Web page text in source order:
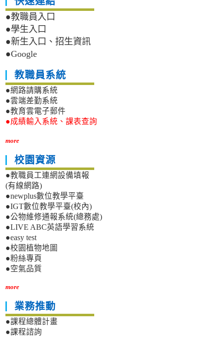
●教職員入口
●學生入口
●新生入口、招生資訊
●Google
教職員系統
●網路請購系統
●雲端差勤系統
●教育雲電子郵件
●成績輸入系統、課表查詢
more
校園資源
●教職員工連網設備填報
(有線網路)
●newplus數位教學平臺
●IGT數位教學平臺(校內)
●公物維修通報系統(總務處)
●LIVE ABC英語學習系統
●easy test
●校園植物地圖
●粉絲專頁
●空氣品質
more
業務推動
●課程總體計畫
●課程諮詢